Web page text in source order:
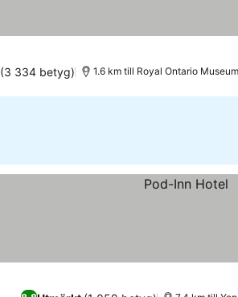
(3 334 betyg) 1.6 km till Royal Ontario Museum